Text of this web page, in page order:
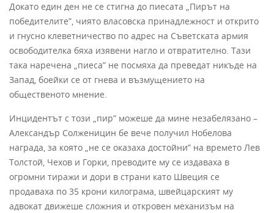
Докато един ден не се стигна до пиесата „Пирът на
победителите”, чиято власовска принадлежност и открито
и гнусно клеветничество по адрес на Съветската армия
освободителка бяха изявени нагло и отвратително. Тази
така наречена „пиеса” не посмяха да преведат никъде на
Запад, боейки се от гнева и възмущението на
общественото мнение.
Инцидентът с този „пир” можеше да мине незабелязано –
Александър Солженицин бе вече получил Нобелова
награда, за която „не се оказаха достойни” на времето Лев
Толстой, Чехов и Горки, преводите му се издаваха в
огромни тиражи и дори в страни като Швеция се
продаваха по 35 крони килограма, швейцарският му
адвокат движеше сложния и откровен механизъм на